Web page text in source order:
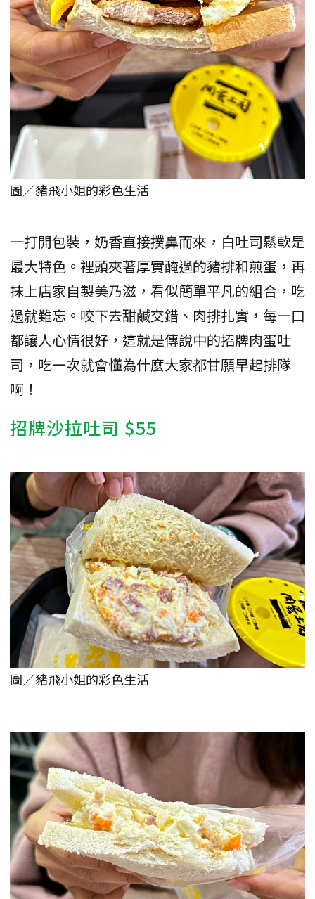
圖／豬飛小姐的彩色生活
一打開包裝，奶香直接撲鼻而來，白吐司鬆軟是
最大特色。裡頭夾著厚實醃過的豬排和煎蛋，再
抹上店家自製美乃滋，看似簡單平凡的組合，吃
過就難忘。咬下去甜鹹交錯、肉排扎實，每一口
都讓人心情很好，這就是傳說中的招牌肉蛋吐
司，吃一次就會懂為什麼大家都甘願早起排隊
啊！
招牌沙拉吐司 $55
圖／豬飛小姐的彩色生活